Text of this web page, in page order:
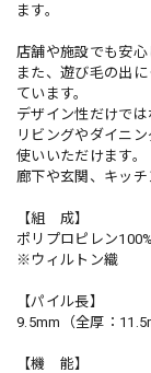
ます。
店舗や施設でも安
また、遊び毛の出
ています。
デザイン性だけでは
リビングやダイニ
使いいただけます。
廊下や玄関、キッ
【組 成】
ポリプロピレン
※ウィルトン織
【パイル長】
9.5mm（全厚：
【機 能】